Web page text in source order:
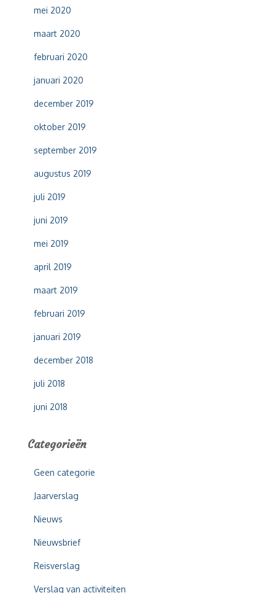
mei 2020
maart 2020
februari 2020
januari 2020
december 2019
oktober 2019
september 2019
augustus 2019
juli 2019
juni 2019
mei 2019
april 2019
maart 2019
februari 2019
januari 2019
december 2018
juli 2018
juni 2018
Categorieën
Geen categorie
Jaarverslag
Nieuws
Nieuwsbrief
Reisverslag
Verslag van activiteiten